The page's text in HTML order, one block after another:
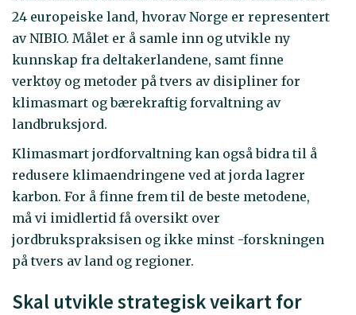
24 europeiske land, hvorav Norge er representert
av NIBIO. Målet er å samle inn og utvikle ny
kunnskap fra deltakerlandene, samt finne
verktøy og metoder på tvers av disipliner for
klimasmart og bærekraftig forvaltning av
landbruksjord.
Klimasmart jordforvaltning kan også bidra til å
redusere klimaendringene ved at jorda lagrer
karbon. For å finne frem til de beste metodene,
må vi imidlertid få oversikt over
jordbrukspraksisen og ikke minst -forskningen
på tvers av land og regioner.
Skal utvikle strategisk veikart for